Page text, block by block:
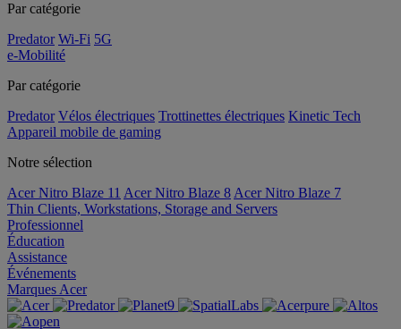
Par catégorie
Predator Wi-Fi 5G
e-Mobilité
Par catégorie
Predator Vélos électriques Trottinettes électriques Kinetic Tech
Appareil mobile de gaming
Notre sélection
Acer Nitro Blaze 11 Acer Nitro Blaze 8 Acer Nitro Blaze 7
Thin Clients, Workstations, Storage and Servers
Professionnel
Éducation
Assistance
Événements
Marques Acer